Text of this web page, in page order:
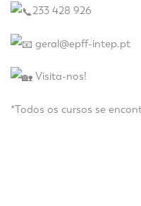
233 428 926
geral@epff-intep.pt
Visita-nos!
*Todos os cursos se